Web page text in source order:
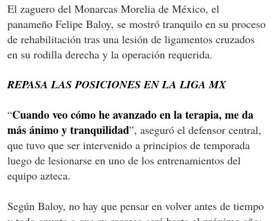
El zaguero del Monarcas Morelia de México, el
panameño Felipe Baloy, se mostró tranquilo en su proceso
de rehabilitación tras una lesión de ligamentos cruzados
en su rodilla derecha y la operación requerida.
REPASA LAS POSICIONES EN LA LIGA MX
“Cuando veo cómo he avanzado en la terapia, me da
más ánimo y tranquilidad”, aseguró el defensor central,
que tuvo que ser intervenido a principios de temporada
luego de lesionarse en uno de los entrenamientos del
equipo azteca.
Según Baloy, no hay que pensar en volver antes de tiempo